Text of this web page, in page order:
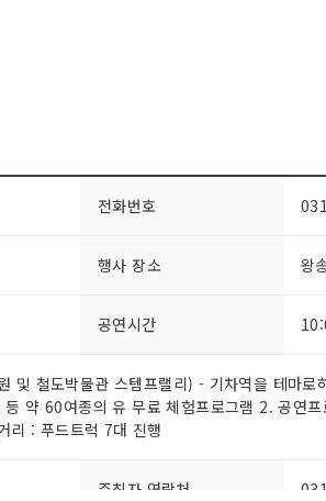
전화번호
행사 장소 왕
공연시간
및 철도박물관 스템프랠리) - 기차역을 테마
약 60여종의 유 무료 체험프로그램 2. 공연
리 : 푸드트럭 7대 진행
주최자 연락처